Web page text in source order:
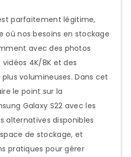
parfaitement légitime,
où nos besoins en stockage
avec des photos
4K/8K et des
volumineuses. Dans cet
le point sur la
Galaxy S22 avec les
alternatives disponibles
de stockage, et
pratiques pour gérer